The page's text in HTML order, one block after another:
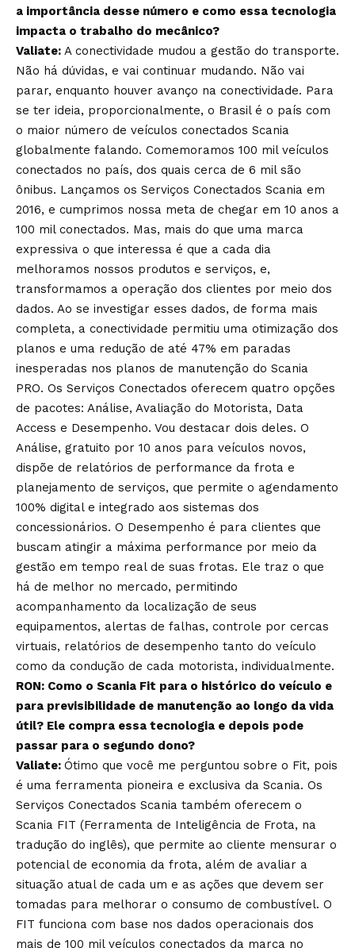
a importância desse número e como essa tecnologia
impacta o trabalho do mecânico?
Valiate: A conectividade mudou a gestão do transporte.
Não há dúvidas, e vai continuar mudando. Não vai
parar, enquanto houver avanço na conectividade. Para
se ter ideia, proporcionalmente, o Brasil é o país com
o maior número de veículos conectados Scania
globalmente falando. Comemoramos 100 mil veículos
conectados no país, dos quais cerca de 6 mil são
ônibus. Lançamos os Serviços Conectados Scania em
2016, e cumprimos nossa meta de chegar em 10 anos a
100 mil conectados. Mas, mais do que uma marca
expressiva o que interessa é que a cada dia
melhoramos nossos produtos e serviços, e,
transformamos a operação dos clientes por meio dos
dados. Ao se investigar esses dados, de forma mais
completa, a conectividade permitiu uma otimização dos
planos e uma redução de até 47% em paradas
inesperadas nos planos de manutenção do Scania
PRO. Os Serviços Conectados oferecem quatro opções
de pacotes: Análise, Avaliação do Motorista, Data
Access e Desempenho. Vou destacar dois deles. O
Análise, gratuito por 10 anos para veículos novos,
dispõe de relatórios de performance da frota e
planejamento de serviços, que permite o agendamento
100% digital e integrado aos sistemas dos
concessionários. O Desempenho é para clientes que
buscam atingir a máxima performance por meio da
gestão em tempo real de suas frotas. Ele traz o que
há de melhor no mercado, permitindo
acompanhamento da localização de seus
equipamentos, alertas de falhas, controle por cercas
virtuais, relatórios de desempenho tanto do veículo
como da condução de cada motorista, individualmente.
RON: Como o Scania Fit para o histórico do veículo e
para previsibilidade de manutenção ao longo da vida
útil? Ele compra essa tecnologia e depois pode
passar para o segundo dono?
Valiate: Ótimo que você me perguntou sobre o Fit, pois
é uma ferramenta pioneira e exclusiva da Scania. Os
Serviços Conectados Scania também oferecem o
Scania FIT (Ferramenta de Inteligência de Frota, na
tradução do inglês), que permite ao cliente mensurar o
potencial de economia da frota, além de avaliar a
situação atual de cada um e as ações que devem ser
tomadas para melhorar o consumo de combustível. O
FIT funciona com base nos dados operacionais dos
mais de 100 mil veículos conectados da marca no